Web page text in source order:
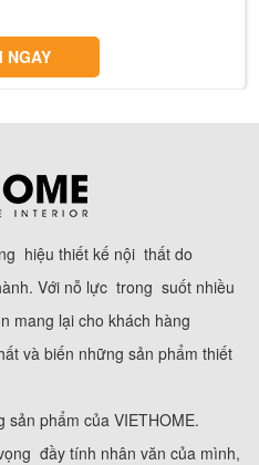
NGAY
hiệu thiết kế nội thất do
Với nỗ lực trong suốt nhiều
mang lại cho khách hàng
và biến những sản phẩm thiết
sản phẩm của VIETHOME.
đầy tính nhân văn của mình,